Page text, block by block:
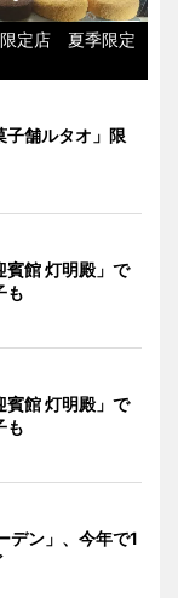
限定店 夏季限定
子舗ルタオ」限
賓館 灯明殿」で
も
賓館 灯明殿」で
も
デン」、今年で1